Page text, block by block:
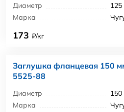
Диаметр
125
Марка
173 ₽/кг
Заглушка фланцевая 150
5525-88
Диаметр
150
Марка